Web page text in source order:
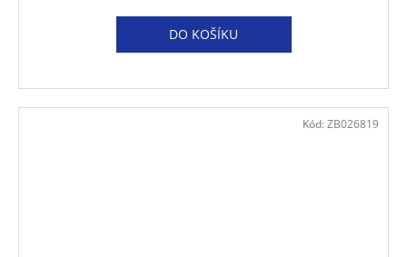
DO KOŠÍKU
Kód: ZB026819